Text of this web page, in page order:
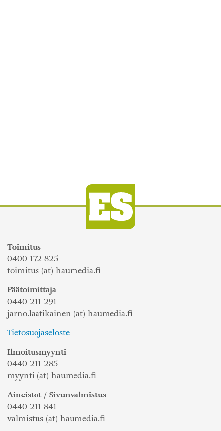
Toimitus
0400 172 825
toimitus (at) haumedia.fi
Päätoimittaja
0440 211 291
jarno.laatikainen (at) haumedia.fi
Tietosuojaseloste
Ilmoitusmyynti
0440 211 285
myynti (at) haumedia.fi
Aineistot / Sivunvalmistus
0440 211 841
valmistus (at) haumedia.fi